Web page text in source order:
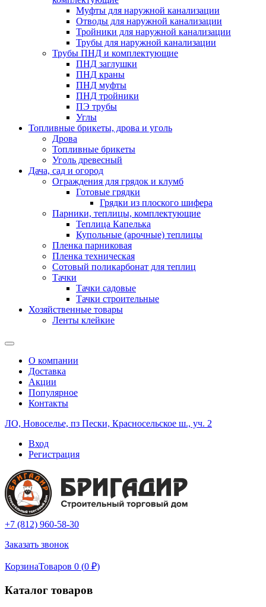
Муфты для наружной канализации
Отводы для наружной канализации
Тройники для наружной канализации
Трубы для наружной канализации
Трубы ПНД и комплектующие
ПНД заглушки
ПНД краны
ПНД муфты
ПНД тройники
ПЭ трубы
Углы
Топливные брикеты, дрова и уголь
Дрова
Топливные брикеты
Уголь древесный
Дача, сад и огород
Ограждения для грядок и клумб
Готовые грядки
Грядки из плоского шифера
Парники, теплицы, комплектующие
Теплица Капелька
Купольные (арочные) теплицы
Пленка парниковая
Пленка техническая
Сотовый поликарбонат для теплиц
Тачки
Тачки садовые
Тачки строительные
Хозяйственные товары
Ленты клейкие
О компании
Доставка
Акции
Популярное
Контакты
ЛО, Новоселье, пз Пески, Красносельское ш., уч. 2
Вход
Регистрация
+7 (812) 960-58-30
Заказать звонок
КорзинаТоваров 0 (0 ₽)
Каталог товаров